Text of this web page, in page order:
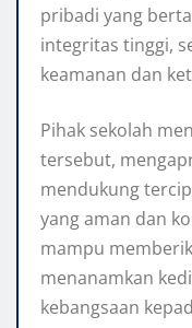
pribadi yang
integritas tinggi,
keamanan dan
Pihak sekolah
tersebut,
mendukung
yang aman dan
mampu
menanamkan
kebangsaan